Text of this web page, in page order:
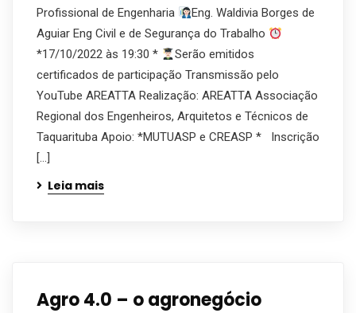
Profissional de Engenharia
Eng. Waldivia Borges de
Aguiar Eng Civil e de Segurança do Trabalho
*17/10/2022 às 19:30 *
Serão emitidos
certificados de participação Transmissão pelo
YouTube AREATTA Realização: AREATTA Associação
Regional dos Engenheiros, Arquitetos e Técnicos de
Taquarituba Apoio: *MUTUASP e CREASP * Inscrição
[…]
Leia mais
Agro 4.0 – o agronegócio